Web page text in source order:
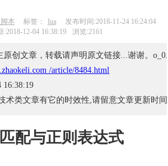
脚本 标签： lua
发布时间:2018-11-24 16:24:04
:2018-12-04 16:38:19
浏览:2161
原创文章，转载请声明原文链接...谢谢。o_0
/article/8484.html
16:38:19
术类文章有它的时效性,请留意文章更新时
配与正则表达式